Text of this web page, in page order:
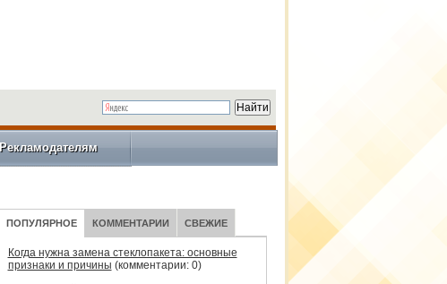
Рекламодателям
ПОПУЛЯРНОЕ КОММЕНТАРИИ СВЕЖИЕ
Когда нужна замена стеклопакета: основные
признаки и причины (комментарии: 0)